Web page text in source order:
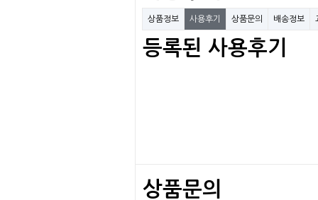
상품정보 사용후기 상품문의 배송정보
등록된 사용후기
상품문의